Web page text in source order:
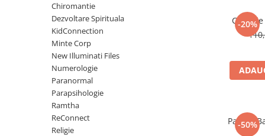
KidConnection
Minte Corp
New Illuminati Files
Numerologie
Paranormal
Parapsihologie
Chiromantie
Dezvoltare Spirituala
KidConnection
Minte Corp
New Illuminati Files
Numerologie
Paranormal
Parapsihologie
Ramtha
ReConnect
Religie
-20%
Corp de
-50%
Pachet